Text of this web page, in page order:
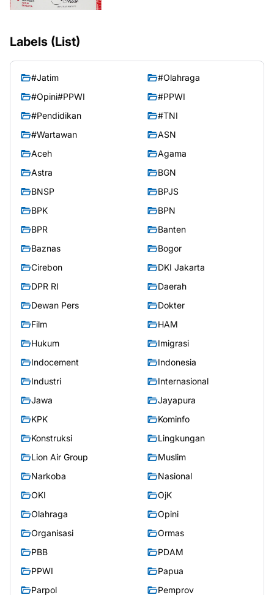
Labels (List)
#Jatim
#Olahraga
#Opini#PPWI
#PPWI
#Pendidikan
#TNI
#Wartawan
ASN
Aceh
Agama
Astra
BGN
BNSP
BPJS
BPK
BPN
BPR
Banten
Baznas
Bogor
Cirebon
DKI Jakarta
DPR RI
Daerah
Dewan Pers
Dokter
Film
HAM
Hukum
Imigrasi
Indocement
Indonesia
Industri
Internasional
Jawa
Jayapura
KPK
Kominfo
Konstruksi
Lingkungan
Lion Air Group
Muslim
Narkoba
Nasional
OKI
OjK
Olahraga
Opini
Organisasi
Ormas
PBB
PDAM
PPWI
Papua
Parpol
Pemprov